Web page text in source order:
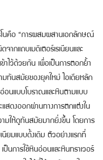
โนคือ “การผสมผสานเอกลักษณ์
ากแถบเมดิเตอร์เรเนียนและ
าไว้ด้วยกัน เพื่อเป็นการตอกย้ำ
มทันสมัยของยุคใหม่ ไอเดียหลัก
อนแบบโบราณและหินตามแบบ
สดงออกผ่านทางการตกแต่งใน
มให้ดูทันสมัยมากยิ่งขึ้น โดยการ
นียมแบบดั้งเดิม ตัวอย่างแรกที่
นการใช้หินอ่อนและหินทราเวอร์